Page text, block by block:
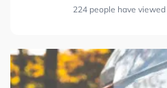
224 people have